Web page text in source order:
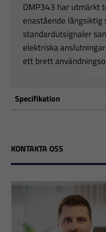
DMP343 har utmärkt
enastående
standardutsignaler
elektriska
ett brett
Specifikation
KONTAKTA OSS